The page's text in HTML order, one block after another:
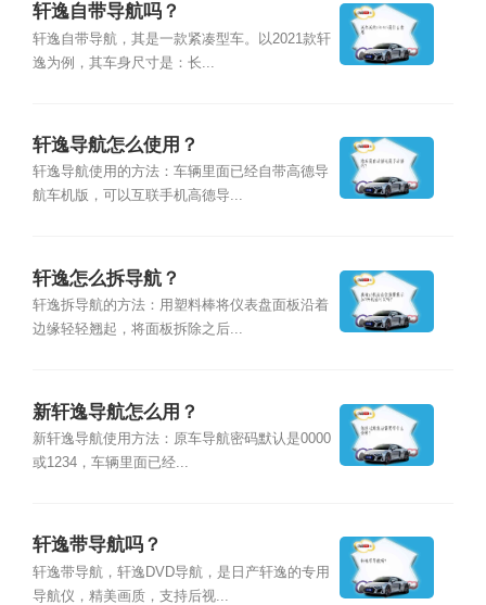
轩逸自带导航吗？
轩逸自带导航，其是一款紧凑型车。以2021款轩
逸为例，其车身尺寸是：长...
轩逸导航怎么使用？
轩逸导航使用的方法：车辆里面已经自带高德导
航车机版，可以互联手机高德导...
轩逸怎么拆导航？
轩逸拆导航的方法：用塑料棒将仪表盘面板沿着
边缘轻轻翘起，将面板拆除之后...
新轩逸导航怎么用？
新轩逸导航使用方法：原车导航密码默认是0000
或1234，车辆里面已经...
轩逸带导航吗？
轩逸带导航，轩逸DVD导航，是日产轩逸的专用
导航仪，精美画质，支持后视...